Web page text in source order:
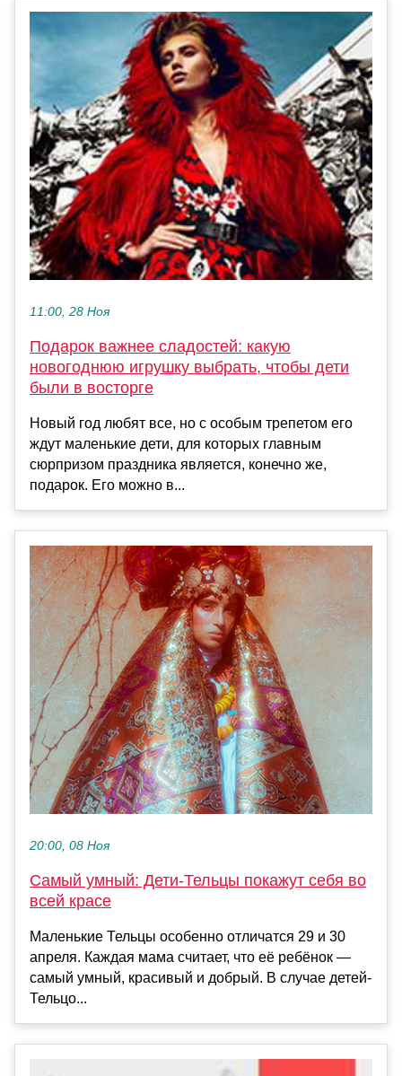
11:00, 28 Ноя
Подарок важнее сладостей: какую
новогоднюю игрушку выбрать, чтобы дети
были в восторге
Новый год любят все, но с особым трепетом его
ждут маленькие дети, для которых главным
сюрпризом праздника является, конечно же,
подарок. Его можно в...
20:00, 08 Ноя
Самый умный: Дети-Тельцы покажут себя во
всей красе
Маленькие Тельцы особенно отличатся 29 и 30
апреля. Каждая мама считает, что её ребёнок —
самый умный, красивый и добрый. В случае детей-
Тельцо...